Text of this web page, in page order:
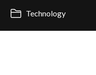
Technology